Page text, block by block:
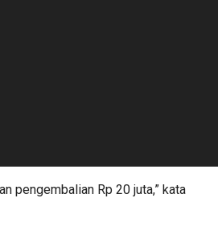
pengembalian Rp 20 juta,” kata